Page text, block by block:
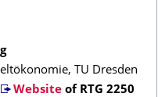
TU Dresden
Website of RTG 2250